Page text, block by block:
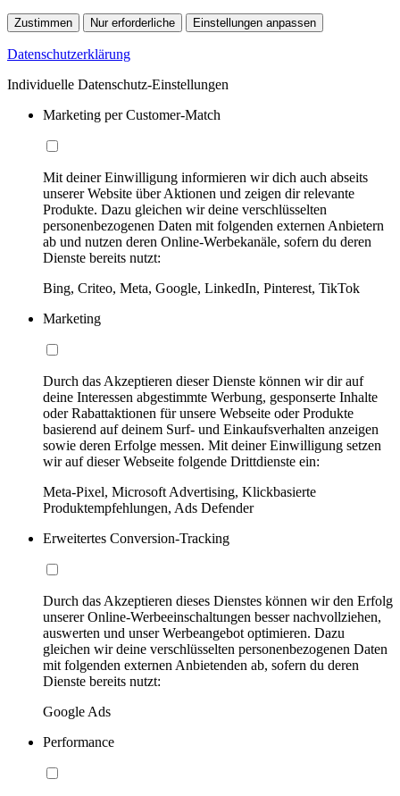
Zustimmen Nur erforderliche Einstellungen anpassen
Datenschutzerklärung
Individuelle Datenschutz-Einstellungen
Marketing per Customer-Match
Mit deiner Einwilligung informieren wir dich auch abseits
unserer Website über Aktionen und zeigen dir relevante
Produkte. Dazu gleichen wir deine verschlüsselten
personenbezogenen Daten mit folgenden externen Anbietern
ab und nutzen deren Online-Werbekanäle, sofern du deren
Dienste bereits nutzt:
Bing, Criteo, Meta, Google, LinkedIn, Pinterest, TikTok
Marketing
Durch das Akzeptieren dieser Dienste können wir dir auf
deine Interessen abgestimmte Werbung, gesponserte Inhalte
oder Rabattaktionen für unsere Webseite oder Produkte
basierend auf deinem Surf- und Einkaufsverhalten anzeigen
sowie deren Erfolge messen. Mit deiner Einwilligung setzen
wir auf dieser Webseite folgende Drittdienste ein:
Meta-Pixel, Microsoft Advertising, Klickbasierte
Produktempfehlungen, Ads Defender
Erweitertes Conversion-Tracking
Durch das Akzeptieren dieses Dienstes können wir den Erfolg
unserer Online-Werbeeinschaltungen besser nachvollziehen,
auswerten und unser Werbeangebot optimieren. Dazu
gleichen wir deine verschlüsselten personenbezogenen Daten
mit folgenden externen Anbietenden ab, sofern du deren
Dienste bereits nutzt:
Google Ads
Performance